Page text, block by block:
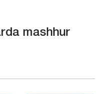
mashhur